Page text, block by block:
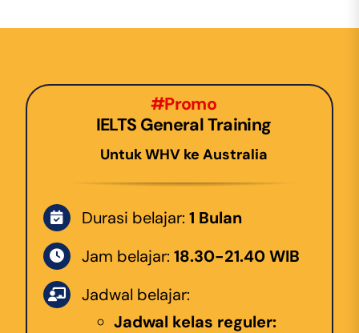
#Promo
IELTS General Training
Untuk WHV ke Australia
Durasi belajar: 1 Bulan
Jam belajar: 18.30-21.40 WIB
Jadwal belajar:
Jadwal kelas reguler: